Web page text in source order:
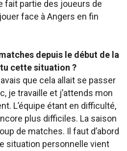
fait partie des joueurs de
face à Angers en fin
depuis le début de la
cette situation ?
que cela allait se passer
je travaille et j’attends mon
L’équipe étant en difficulté,
plus difficiles. La saison
de matches. Il faut d’abord
situation personnelle vient